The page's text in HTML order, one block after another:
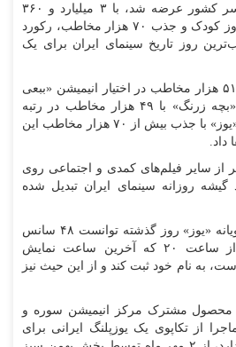
نیم‌بها در سینما‌های سراسر کشور عرضه شد، با ٣ میلیارد و ٣۶٠
میلون تومان فروش در روز کودک و جذب ۷۰ هزار مخاطب، رکورد
روز تاریخ سینمای ایران برای یک
این رکورد پیش از این با ۵۱ هزار مخاطب در اختیار انیمیشن «ببعی
قهرمان» بود و انیمیشن «بچه زرنگ» با ۴۹ هزار مخاطب در رتبه
بعدی قرار داشت. اکنون «یوز» با جذب بیش از ۷۰ هزار مخاطب این
از سایر فیلم‌های کمدی و اجتماعی روی
روزانه سینمای ایران تبدیل شده
همچنین انیمیشن ماجراجویانه «یوز» روز گذشته توانست ۴٨ سانس
فوق‌العاده را برای بعد از ساعت ٢٠ که آخرین ساعت نمایش
به نام خود ثبت کند و از این حیث نیز
محصول مشترک مرکز انیمیشن سوره و
از تکاپوی یک یوزپلنگ ایرانی برای